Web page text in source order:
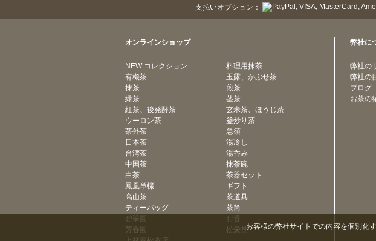
支払いオプション：
オンラインショップ
NEW コレクション
有機茶
抹茶
緑茶
紅茶、後発酵茶
ウーロン茶
茶外茶
日本茶
台湾茶
中国茶
白茶
鳳凰単欉
高山茶
ティーバッグ
碧翠園
芳香園
料理用抹茶
玉露、かぶせ茶
煎茶
茎茶
玄米茶、ほうじ茶
釜炒り茶
急須
湯冷し
湯呑み
抹茶碗
茶器セット
ギフト
茶道具
茶筒
お香
松栄堂
弊社に
弊社の
弊社の
ブログ
お茶の
お客様の弊社サイトでの内容を個別化